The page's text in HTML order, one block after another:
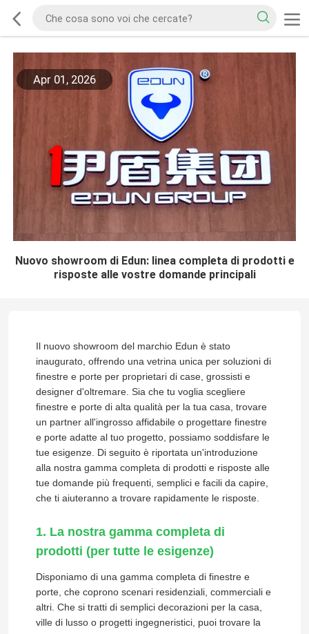
Apr 01, 2026
Nuovo showroom di Edun: linea completa di prodotti e
risposte alle vostre domande principali
Il nuovo showroom del marchio Edun è stato
inaugurato, offrendo una vetrina unica per soluzioni di
finestre e porte per proprietari di case, grossisti e
designer d'oltremare. Sia che tu voglia scegliere
finestre e porte di alta qualità per la tua casa, trovare
un partner all'ingrosso affidabile o progettare finestre
e porte adatte al tuo progetto, possiamo soddisfare le
tue esigenze. Di seguito è riportata un'introduzione
alla nostra gamma completa di prodotti e risposte alle
tue domande più frequenti, semplici e facili da capire,
che ti aiuteranno a trovare rapidamente le risposte.
1. La nostra gamma completa di
prodotti (per tutte le esigenze)
Disponiamo di una gamma completa di finestre e
porte, che coprono scenari residenziali, commerciali e
altri. Che si tratti di semplici decorazioni per la casa,
ville di lusso o progetti ingegneristici, puoi trovare la